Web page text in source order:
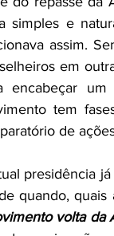
simples e
assim.
em
encabeçar
tem
de
presidência
volta da